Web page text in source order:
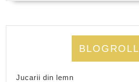
BLOGROLL
Jucarii din lemn